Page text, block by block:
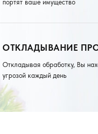
портят ваше имущество
ОТКЛАДЫВАНИЕ
Откладывая обработку, Вы
угрозой каждый день